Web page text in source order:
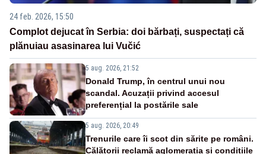
24 feb. 2026, 15:50
Complot dejucat în Serbia: doi bărbați, suspectați că
plănuiau asasinarea lui Vučić
5 aug. 2026, 21:52
Donald Trump, în centrul unui nou
scandal. Acuzații privind accesul
preferențial la postările sale
5 aug. 2026, 20:49
Trenurile care îi scot din sărite pe români.
Călătorii reclamă aglomerația și condițiile